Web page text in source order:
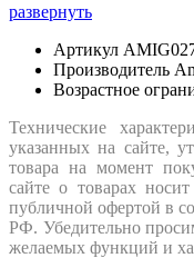
развернуть
Артикул
Производитель
Возрастное
Технические
указанных на сайте,
товара на момент
сайте о товарах
публичной офертой в
РФ. Убедительно
желаемых функций и